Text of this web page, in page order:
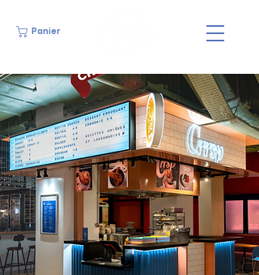
Panier